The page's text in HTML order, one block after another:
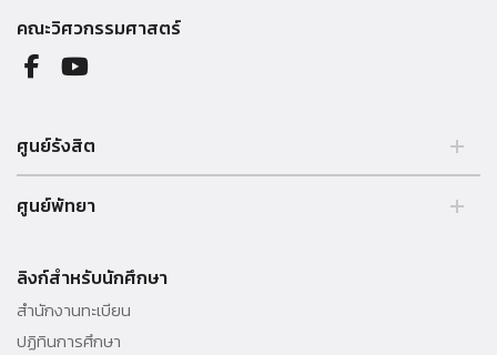
คณะวิศวกรรมศาสตร์
ศูนย์รังสิต
99 หมู่ 18 ถ.พหลโยธิน คลองหลวง รังสิต ปทุมธานี 12121 ประเทศไทย.
Tel. 02 564 3001 -9
ศูนย์พัทยา
010 - 69 ต่อ 3000
ลิงก์สำหรับนักศึกษา
สำนักงานทะเบียน
ปฏิทินการศึกษา